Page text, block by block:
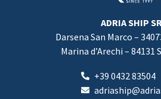
ADRIA SHIP
Darsena San Marco –
Marina d’Arechi – 84131
+39 0432 83504